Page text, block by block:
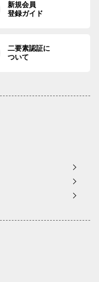
新規会員
登録ガイド
二要素認証に
ついて